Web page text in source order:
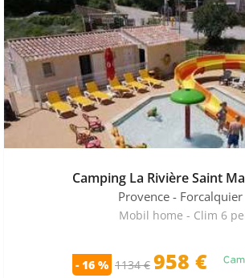
Camping La Rivière Saint
Provence - Forcalquier
Mobil home - Clim 6
- 16 % 1134 € 958 €